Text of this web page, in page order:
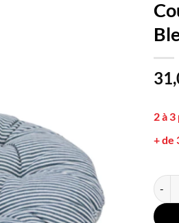
2 à
+ de